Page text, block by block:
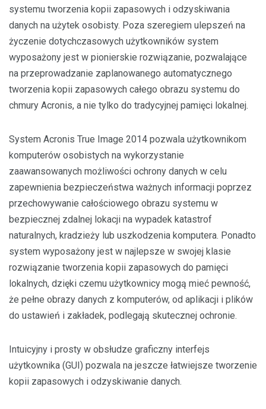
systemu tworzenia kopii zapasowych i odzyskiwania
danych na użytek osobisty. Poza szeregiem ulepszeń na
życzenie dotychczasowych użytkowników system
wyposażony jest w pionierskie rozwiązanie, pozwalające
na przeprowadzanie zaplanowanego automatycznego
tworzenia kopii zapasowych całego obrazu systemu do
chmury Acronis, a nie tylko do tradycyjnej pamięci lokalnej.
System Acronis True Image 2014 pozwala użytkownikom
komputerów osobistych na wykorzystanie
zaawansowanych możliwości ochrony danych w celu
zapewnienia bezpieczeństwa ważnych informacji poprzez
przechowywanie całościowego obrazu systemu w
bezpiecznej zdalnej lokacji na wypadek katastrof
naturalnych, kradzieży lub uszkodzenia komputera. Ponadto
system wyposażony jest w najlepsze w swojej klasie
rozwiązanie tworzenia kopii zapasowych do pamięci
lokalnych, dzięki czemu użytkownicy mogą mieć pewność,
że pełne obrazy danych z komputerów, od aplikacji i plików
do ustawień i zakładek, podlegają skutecznej ochronie.
Intuicyjny i prosty w obsłudze graficzny interfejs
użytkownika (GUI) pozwala na jeszcze łatwiejsze tworzenie
kopii zapasowych i odzyskiwanie danych.